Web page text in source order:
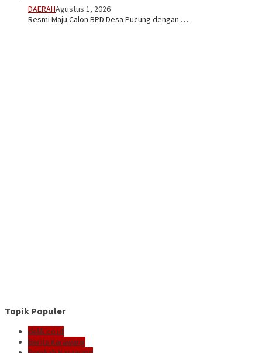
DAERAHAgustus 1, 2026
Resmi Maju Calon BPD Desa Pucung dengan …
Topik Populer
delik.co.id
Berita Karawang